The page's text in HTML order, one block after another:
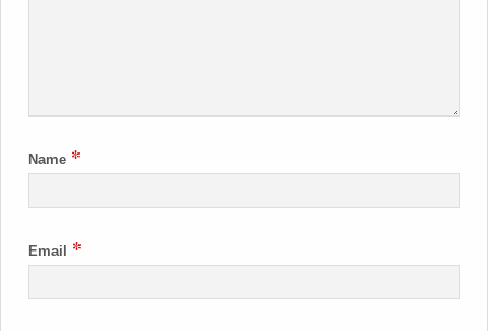
Name *
Email *